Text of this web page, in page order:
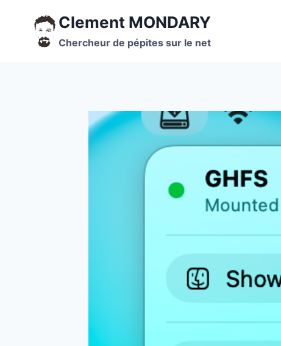
contenu
Clement MONDARY
Chercheur de pépites sur le net